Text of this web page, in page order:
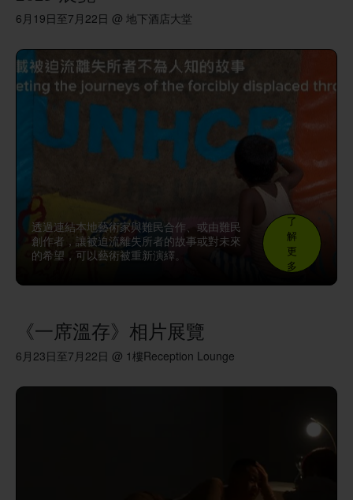
6月19日至7月22日 @ 地下酒店大堂
透過連結本地藝術家與難民合作、或由難民
創作者，讓被迫流離失所者的故事或對未來
的希望，可以藝術被重新演繹。
了
解
更
多
《一席溫存》相片展覽
6月23日至7月22日 @ 1樓Reception Lounge